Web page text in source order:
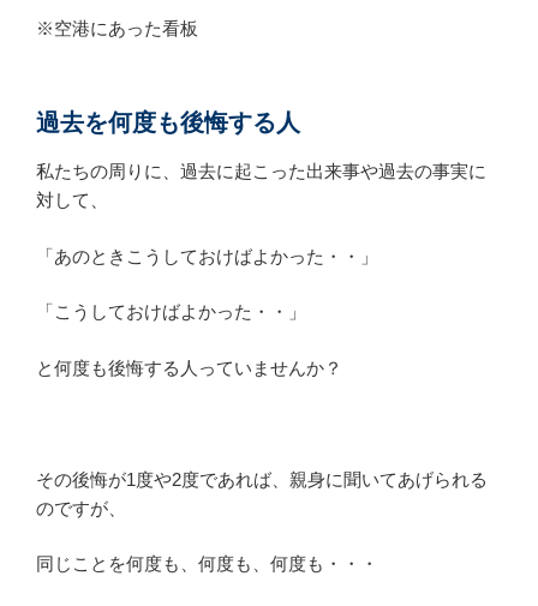
※空港にあった看板
過去を何度も後悔する人
私たちの周りに、過去に起こった出来事や過去の事実に
対して、
「あのときこうしておけばよかった・・」
「こうしておけばよかった・・」
と何度も後悔する人っていませんか？
その後悔が1度や2度であれば、親身に聞いてあげられる
のですが、
同じことを何度も、何度も、何度も・・・